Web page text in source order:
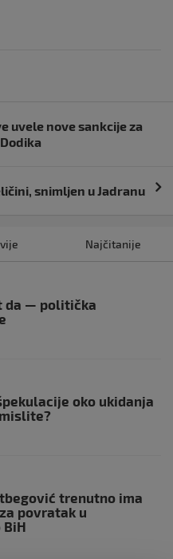
uvele nove sankcije za
snimljen u Jadranu
Najčitanije
da — politička
oko ukidanja
trenutno ima
povratak u